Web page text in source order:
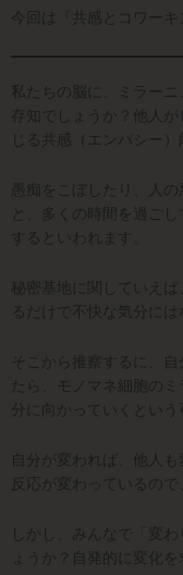
今回は『共感とコワーキ
私たちの脳に、ミラー
存知でしょうか？他人
じる共感（エンパシー
愚痴をこぼしたり、人
と、多くの時間を過ご
するといわれます。
秘密基地に関していえ
るだけで不快な気分には
そこから推察するに、
たら、モノマネ細胞の
分に向かっていくと
自分が変われば、他人
反応が変わっているの
しかし、みんなで「変
ょうか？自発的に変化